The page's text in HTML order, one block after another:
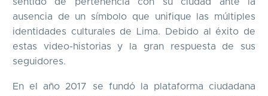
ausencia de un símbolo que unifique las múltiples
identidades culturales de Lima. Debido al éxito de
estas video-historias y la gran respuesta de sus
seguidores.
En el año 2017 se fundó la plataforma ciudadana